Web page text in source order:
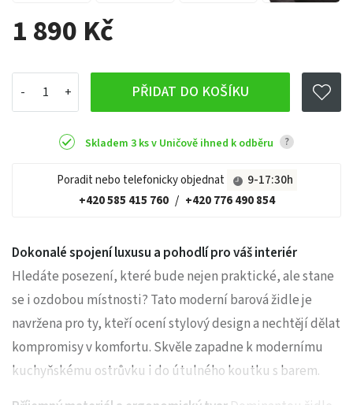
1 890 Kč
PŘIDAT DO KOŠÍKU
Skladem 3 ks v Uničově ihned k odběru ?
Poradit nebo telefonicky objednat
9-17:30h
+420 585 415 760 / +420 776 490 854
Dokonalé spojení luxusu a pohodlí pro váš interiér
Hledáte posezení, které bude nejen praktické, ale stane
se i ozdobou místnosti? Tato moderní barová židle je
navržena pro ty, kteří ocení stylový design a nechtějí dělat
kompromisy v komfortu. Skvěle zapadne k modernímu
kuchyňskému ostrůvku i do útulného koutku s barem.